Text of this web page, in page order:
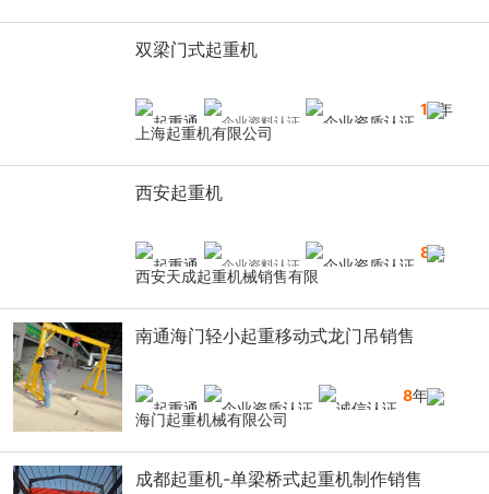
双梁门式起重机
16年
上海起重机有限公司
西安起重机
8年
西安天成起重机械销售有限
南通海门轻小起重移动式龙门吊销售
8年
海门起重机械有限公司
成都起重机-单梁桥式起重机制作销售